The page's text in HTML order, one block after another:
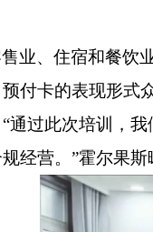
业、住宿和餐饮
付卡的表现形
“通过此次培训，
经营。”霍尔果